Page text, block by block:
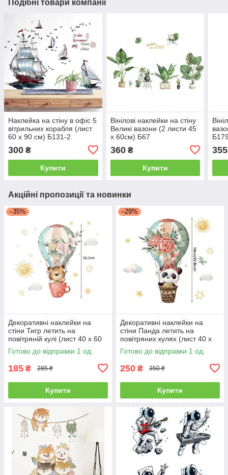
Подібні товари компанії
Наклейка на стіну в офіс 5
вітрильних корабля (лист
60 х 90 см) Б131-2
300 ₴
Купити
Вінілові наклейки на стіну
Великі вазони (2 листи 45
х 60см) Б67
360₴
Купити
355
Акційні пропозиції та новинки
–35%
Декоративні наклейки на
стіни Тигр летить на
повітряній кулі (лист 40 х 60
см) Б156-20-10
Готово до відправки 1 од.
185 ₴ 285 ₴
Купити
–29%
Декоративні наклейки на
стіни Панда летить на
повітряних кулях (лист 40 х
60 см) Б156-20-7
Готово до відправки 1 од.
250 ₴ 350 ₴
Купити